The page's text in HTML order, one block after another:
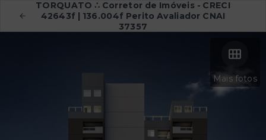
TORQUATO ∴ Corretor de Imóveis - CRECI
42643f | 136.004f Perito Avaliador CNAI
37357
Mais fotos